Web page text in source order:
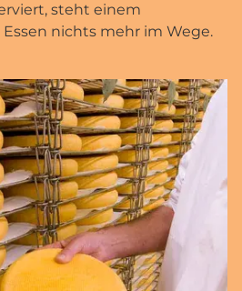
steht einem
nichts mehr im Wege.